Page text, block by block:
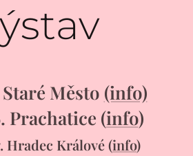
Město (info)
Prachatice (info)
Hradec Králové (info)